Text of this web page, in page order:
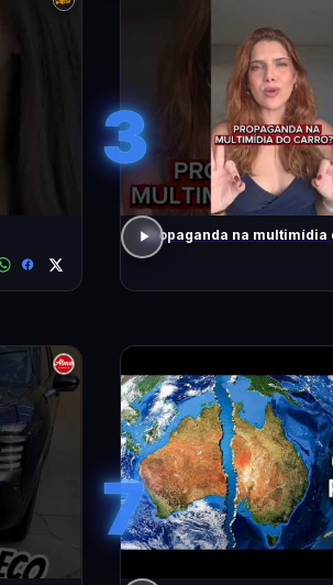
3
Propaganda na multimídia
7